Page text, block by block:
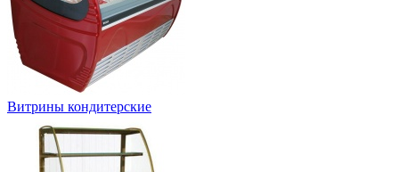
Витрины кондитерские